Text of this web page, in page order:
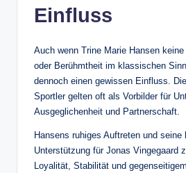
Einfluss
Auch wenn Trine Marie Hansen
oder Berühmtheit im klassischen
dennoch einen gewissen Einfluss.
Sportler gelten oft als Vorbilder für
Ausgeglichenheit und Partnerschaft.
Hansens ruhiges Auftreten und seine
Unterstützung für Jonas Vingegaard
Loyalität, Stabilität und